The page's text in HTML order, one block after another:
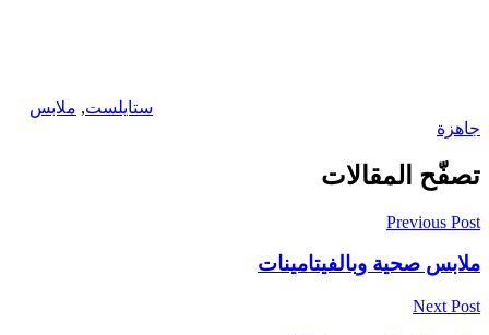
ستايلست, ملابس
جاهزة
تصفّح المقالات
Previous Post
ملابس صحية وبالفيتامينات
Next Post